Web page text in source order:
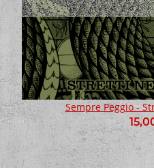
Sempre Peggio -